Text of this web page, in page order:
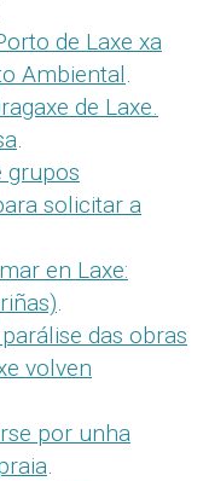
de Laxe xa
Ambiental.
de Laxe.
.
grupos
solicitar a
en Laxe:
.
das obras
volven
por unha
.